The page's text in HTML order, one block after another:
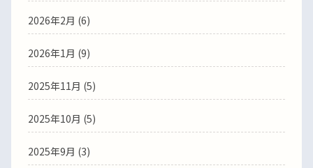
2026年2月 (6)
2026年1月 (9)
2025年11月 (5)
2025年10月 (5)
2025年9月 (3)